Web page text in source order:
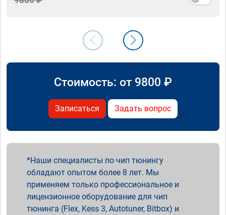
Стоимость: от 9800 ₽
Записаться Задать вопрос
Наши специалисты по чип тюнингу
обладают опытом более 8 лет. Мы
применяем только профессиональное и
лицензионное оборудование для чип
тюнинга (Flex, Kess 3, Autotuner, Bitbox) и